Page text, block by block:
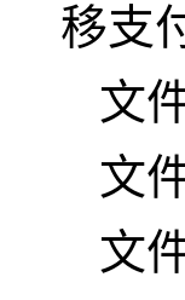
移支
文
文
文